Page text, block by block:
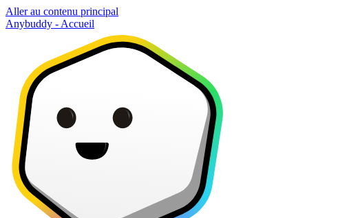
Aller au contenu principal
Anybuddy - Accueil